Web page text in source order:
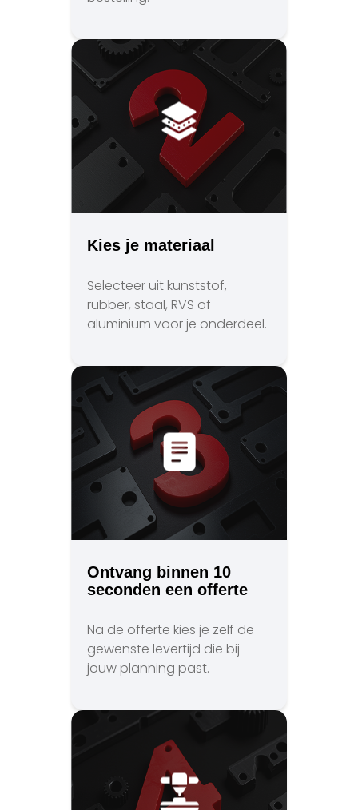
Kies je materiaal
Selecteer uit kunststof,
rubber, staal, RVS of
aluminium voor je onderdeel.
Ontvang binnen 10
seconden een offerte
Na de offerte kies je zelf de
gewenste levertijd die bij
jouw planning past.